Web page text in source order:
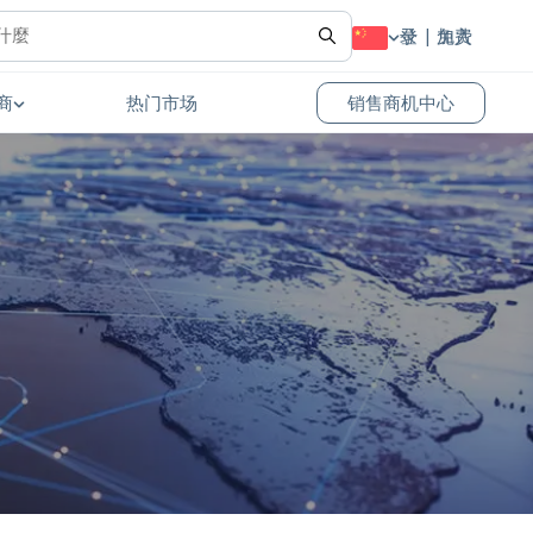
登录 免费加入
热门市场 销售商机中心